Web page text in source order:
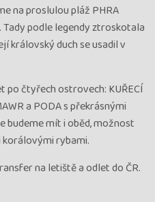
na proslulou pláž PHRA
Tady podle legendy ztroskotala
královský duch se usadil v
po čtyřech ostrovech: KUŘECÍ
a PODA s překrásnými
budeme mít i oběd, možnost
rybami.
na letiště a odlet do ČR.